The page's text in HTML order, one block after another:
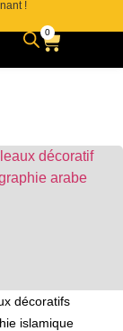
!
0
décoratifs
islamique